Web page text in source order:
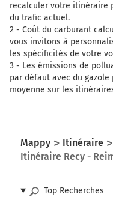
recalculer votre itinéraire
du trafic actuel.
2 - Coût du carburant
vous invitons à
les spécificités de votre
3 - Les émissions de
par défaut avec du
moyenne sur les
Mappy Itinéraire
Itinéraire Recy -
Top Recherches